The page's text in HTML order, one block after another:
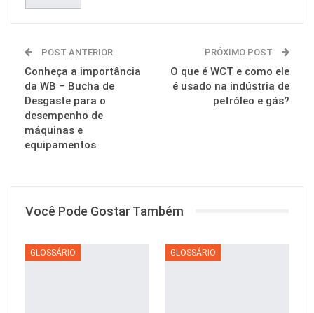
POST ANTERIOR
Conheça a importância
da WB – Bucha de
Desgaste para o
desempenho de
máquinas e
equipamentos
PRÓXIMO POST
O que é WCT e como ele
é usado na indústria de
petróleo e gás?
Você Pode Gostar Também
GLOSSÁRIO GLOSSÁRIO